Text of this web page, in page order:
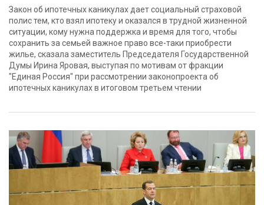
Закон об ипотечных каникулах дает социальный страховой
полис тем, кто взял ипотеку и оказался в трудной жизненной
ситуации, кому нужна поддержка и время для того, чтобы
сохранить за семьей важное право все-таки приобрести
жилье, сказала заместитель Председателя Государственной
Думы Ирина Яровая, выступая по мотивам от фракции
"Единая Россия" при рассмотрении законопроекта об
ипотечных каникулах в итоговом третьем чтении